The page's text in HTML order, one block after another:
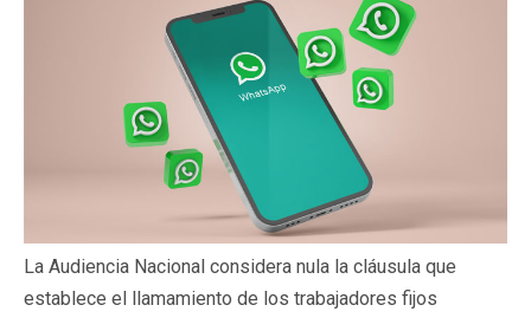
La Audiencia Nacional considera nula la cláusula que
establece el llamamiento de los trabajadores fijos